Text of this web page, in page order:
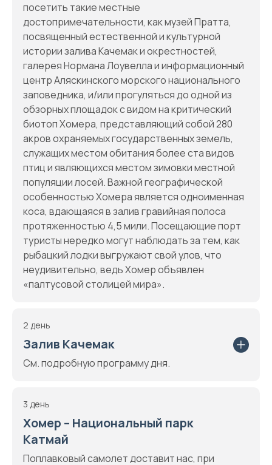
посетить такие местные
достопримечательности, как музей Пратта,
посвященный естественной и культурной
истории залива Качемак и окрестностей,
галерея Нормана Лоувелла и информационный
центр Аляскинского морского национального
заповедника, и/или прогуляться до одной из
обзорных площадок с видом на критический
биотоп Хомера, представляющий собой 280
акров охраняемых государственных земель,
служащих местом обитания более ста видов
птиц и являющихся местом зимовки местной
популяции лосей. Важной географической
особенностью Хомера является одноименная
коса, вдающаяся в залив гравийная полоса
протяженностью 4,5 мили. Посещающие порт
туристы нередко могут наблюдать за тем, как
рыбацкий лодки выгружают свой улов, что
неудивительно, ведь Хомер объявлен
«палтусовой столицей мира».
2 день
Залив Качемак
См. подробную программу дня.
3 день
Хомер – Национальный парк
Катмай
Поплавковый самолет доставит нас, при